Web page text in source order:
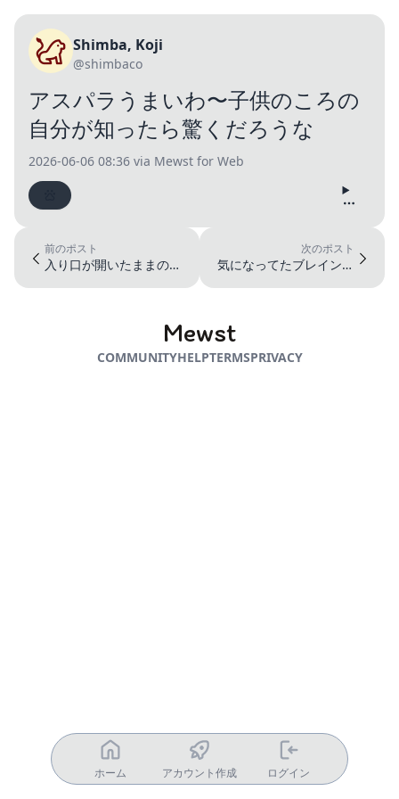
Shimba, Koji
@shimbaco
アスパラうまいわ〜子供のころの
自分が知ったら驚くだろうな
2026-06-06 08:36 via Mewst for Web
前のポスト
入り口が開いたままのド
次のポスト
気になってたブレインス
Mewst
COMMUNITYHELPTERMSPRIVACY
ホーム アカウント作成 ログイン